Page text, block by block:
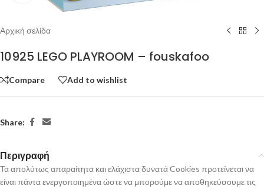
Αρχική σελίδα
10925 LEGO PLAYROOM – fouskafoo
Compare Add to wishlist
Share:
Περιγραφή
Τα απολύτως απαραίτητα και ελάχιστα δυνατά Cookies προτείνεται να
είναι πάντα ενεργοποιημένα ώστε να μπορούμε να αποθηκεύσουμε τις